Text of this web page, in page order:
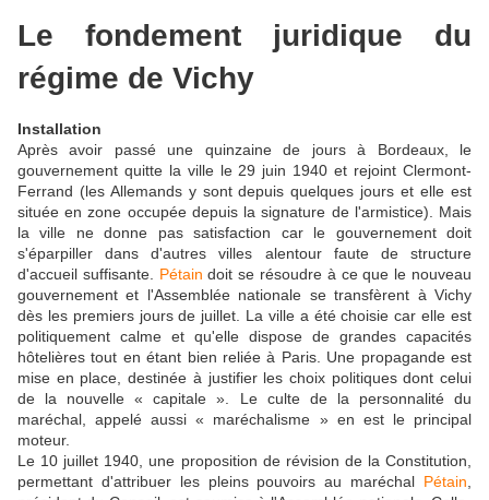
Le fondement juridique du
régime de Vichy
Installation
Après avoir passé une quinzaine de jours à Bordeaux, le
gouvernement quitte la ville le 29 juin 1940 et rejoint Clermont-
Ferrand (les Allemands y sont depuis quelques jours et elle est
située en zone occupée depuis la signature de l'armistice). Mais
la ville ne donne pas satisfaction car le gouvernement doit
s'éparpiller dans d'autres villes alentour faute de structure
d'accueil suffisante. Pétain doit se résoudre à ce que le nouveau
gouvernement et l'Assemblée nationale se transfèrent à Vichy
dès les premiers jours de juillet. La ville a été choisie car elle est
politiquement calme et qu'elle dispose de grandes capacités
hôtelières tout en étant bien reliée à Paris. Une propagande est
mise en place, destinée à justifier les choix politiques dont celui
de la nouvelle « capitale ». Le culte de la personnalité du
maréchal, appelé aussi « maréchalisme » en est le principal
moteur.
Le 10 juillet 1940, une proposition de révision de la Constitution,
permettant d'attribuer les pleins pouvoirs au maréchal Pétain,